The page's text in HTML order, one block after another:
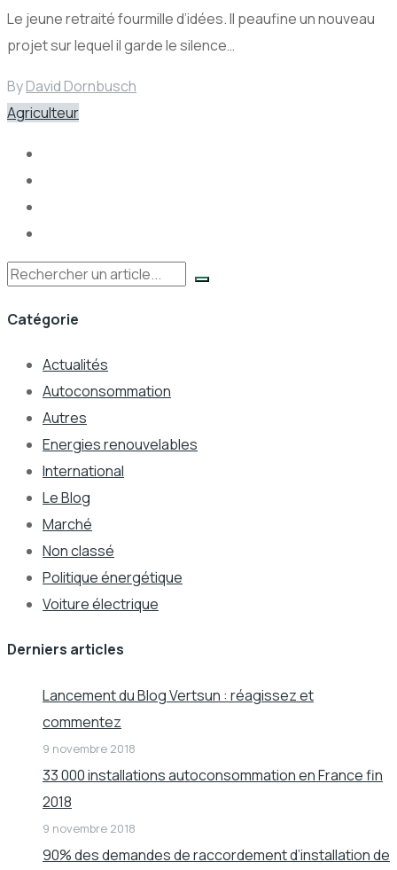
Le jeune retraité fourmille d’idées. Il peaufine un nouveau
projet sur lequel il garde le silence…
ByDavid Dornbusch
Agriculteur
Rechercher
Catégorie
Actualités
Autoconsommation
Autres
Energies renouvelables
International
Le Blog
Marché
Non classé
Politique énergétique
Voiture électrique
Derniers articles
Lancement du Blog Vertsun : réagissez et
commentez
9 novembre 2018
33 000 installations autoconsommation en France fin
2018
9 novembre 2018
90% des demandes de raccordement d’installation de